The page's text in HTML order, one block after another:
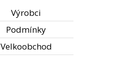
Výrobci
Podmínky
Velkoobchod